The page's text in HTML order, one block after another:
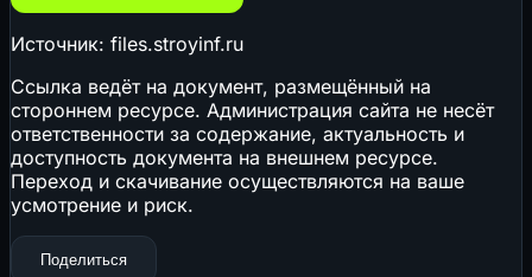
Источник: files.stroyinf.ru
Ссылка ведёт на документ, размещённый на
стороннем ресурсе. Администрация сайта не несёт
ответственности за содержание, актуальность и
доступность документа на внешнем ресурсе.
Переход и скачивание осуществляются на ваше
усмотрение и риск.
Поделиться